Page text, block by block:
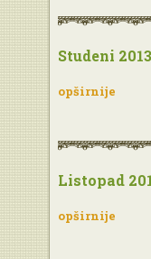
Studeni 2013
opširnije
Listopad
opširnije